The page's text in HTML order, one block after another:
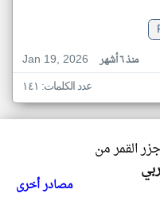
Jan 19, 2026
منذ ٦ أشهر
عدد الكلمات: ١٤١
القمر من
مصادر أخرى